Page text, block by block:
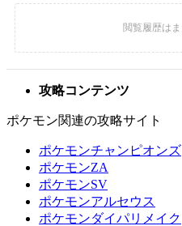
攻略コンテンツ
ポケモン関連の攻略サイト
ポケモンチャンピオンズ
ポケモンZA
ポケモンSV
ポケモンアルセウス
ポケモンダイパリメイク